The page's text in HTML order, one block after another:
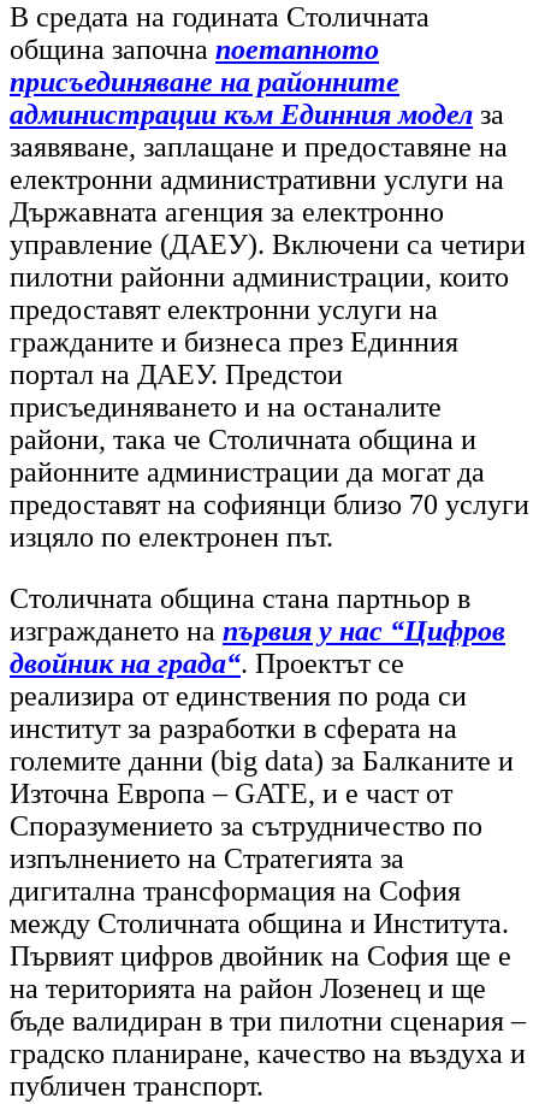
В средата на годината Столичната
община започна поетапното
присъединяване на районните
администрации към Единния модел за
заявяване, заплащане и предоставяне на
електронни административни услуги на
Държавната агенция за електронно
управление (ДАЕУ). Включени са четири
пилотни районни администрации, които
предоставят електронни услуги на
гражданите и бизнеса през Единния
портал на ДАЕУ. Предстои
присъединяването и на останалите
райони, така че Столичната община и
районните администрации да могат да
предоставят на софиянци близо 70 услуги
изцяло по електронен път.
Столичната община стана партньор в
изграждането на първия у нас “Цифров
двойник на града“. Проектът се
реализира от единствения по рода си
институт за разработки в сферата на
големите данни (big data) за Балканите и
Източна Европа – GATE, и е част от
Споразумението за сътрудничество по
изпълнението на Стратегията за
дигитална трансформация на София
между Столичната община и Института.
Първият цифров двойник на София ще е
на територията на район Лозенец и ще
бъде валидиран в три пилотни сценария –
градско планиране, качество на въздуха и
публичен транспорт.